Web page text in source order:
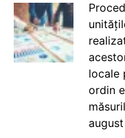
locale
ordin
august